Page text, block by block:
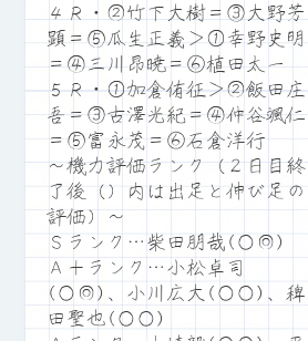
４Ｒ・②竹下大樹＝③大野芳
顕＝⑤瓜生正義＞①幸野史明
＝④三川昂暁＝⑥植田太一
５Ｒ・①加倉侑征＞②飯田庄
吾＝③古澤光紀＝④仲谷颯仁
＝⑤富永茂＝⑥石倉洋行
～機力評価ランク（２日目終
了後（）内は出足と伸び足の
評価）～
Ｓランク…柴田朋哉(○◎)
Ａ＋ランク…小松卓司
(○◎)、小川広大(○○)、稗
田聖也(○○)